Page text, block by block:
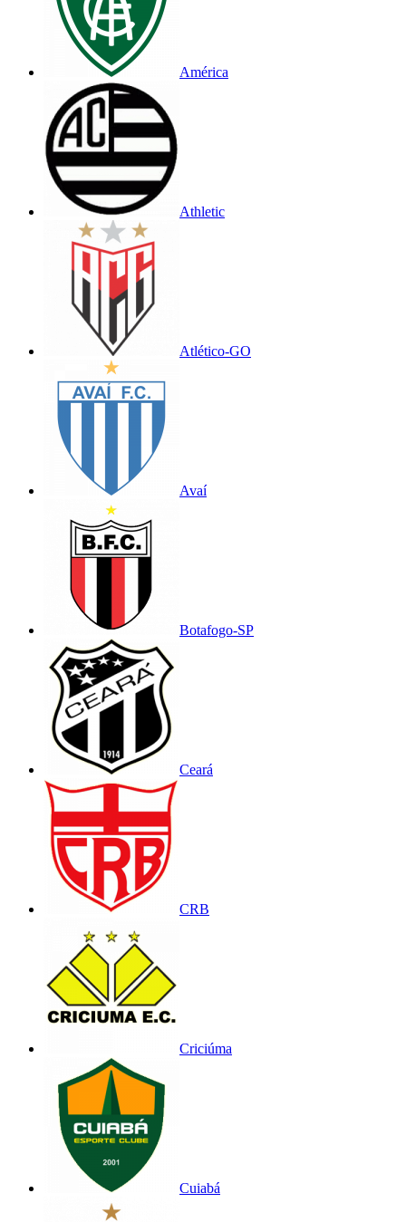
América
Athletic
Atlético-GO
Avaí
Botafogo-SP
Ceará
CRB
Criciúma
Cuiabá